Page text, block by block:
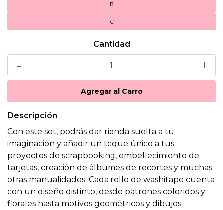
B
C
Cantidad
- +
Descripción
Con este set, podrás dar rienda suelta a tu
imaginación y añadir un toque único a tus
proyectos de scrapbooking, embellecimiento de
tarjetas, creación de álbumes de recortes y muchas
otras manualidades. Cada rollo de washitape cuenta
con un diseño distinto, desde patrones coloridos y
florales hasta motivos geométricos y dibujos